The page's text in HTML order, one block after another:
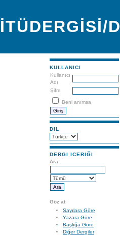
İTÜDERGİSİ/D
KULLANICI
Kullanıcı
Adı
Şifre
Beni anımsa
DIL
DERGI ICERIĞI
Ara
Göz at
Sayılara Göre
Yazara Göre
Başlığa Göre
Diğer Dergiler